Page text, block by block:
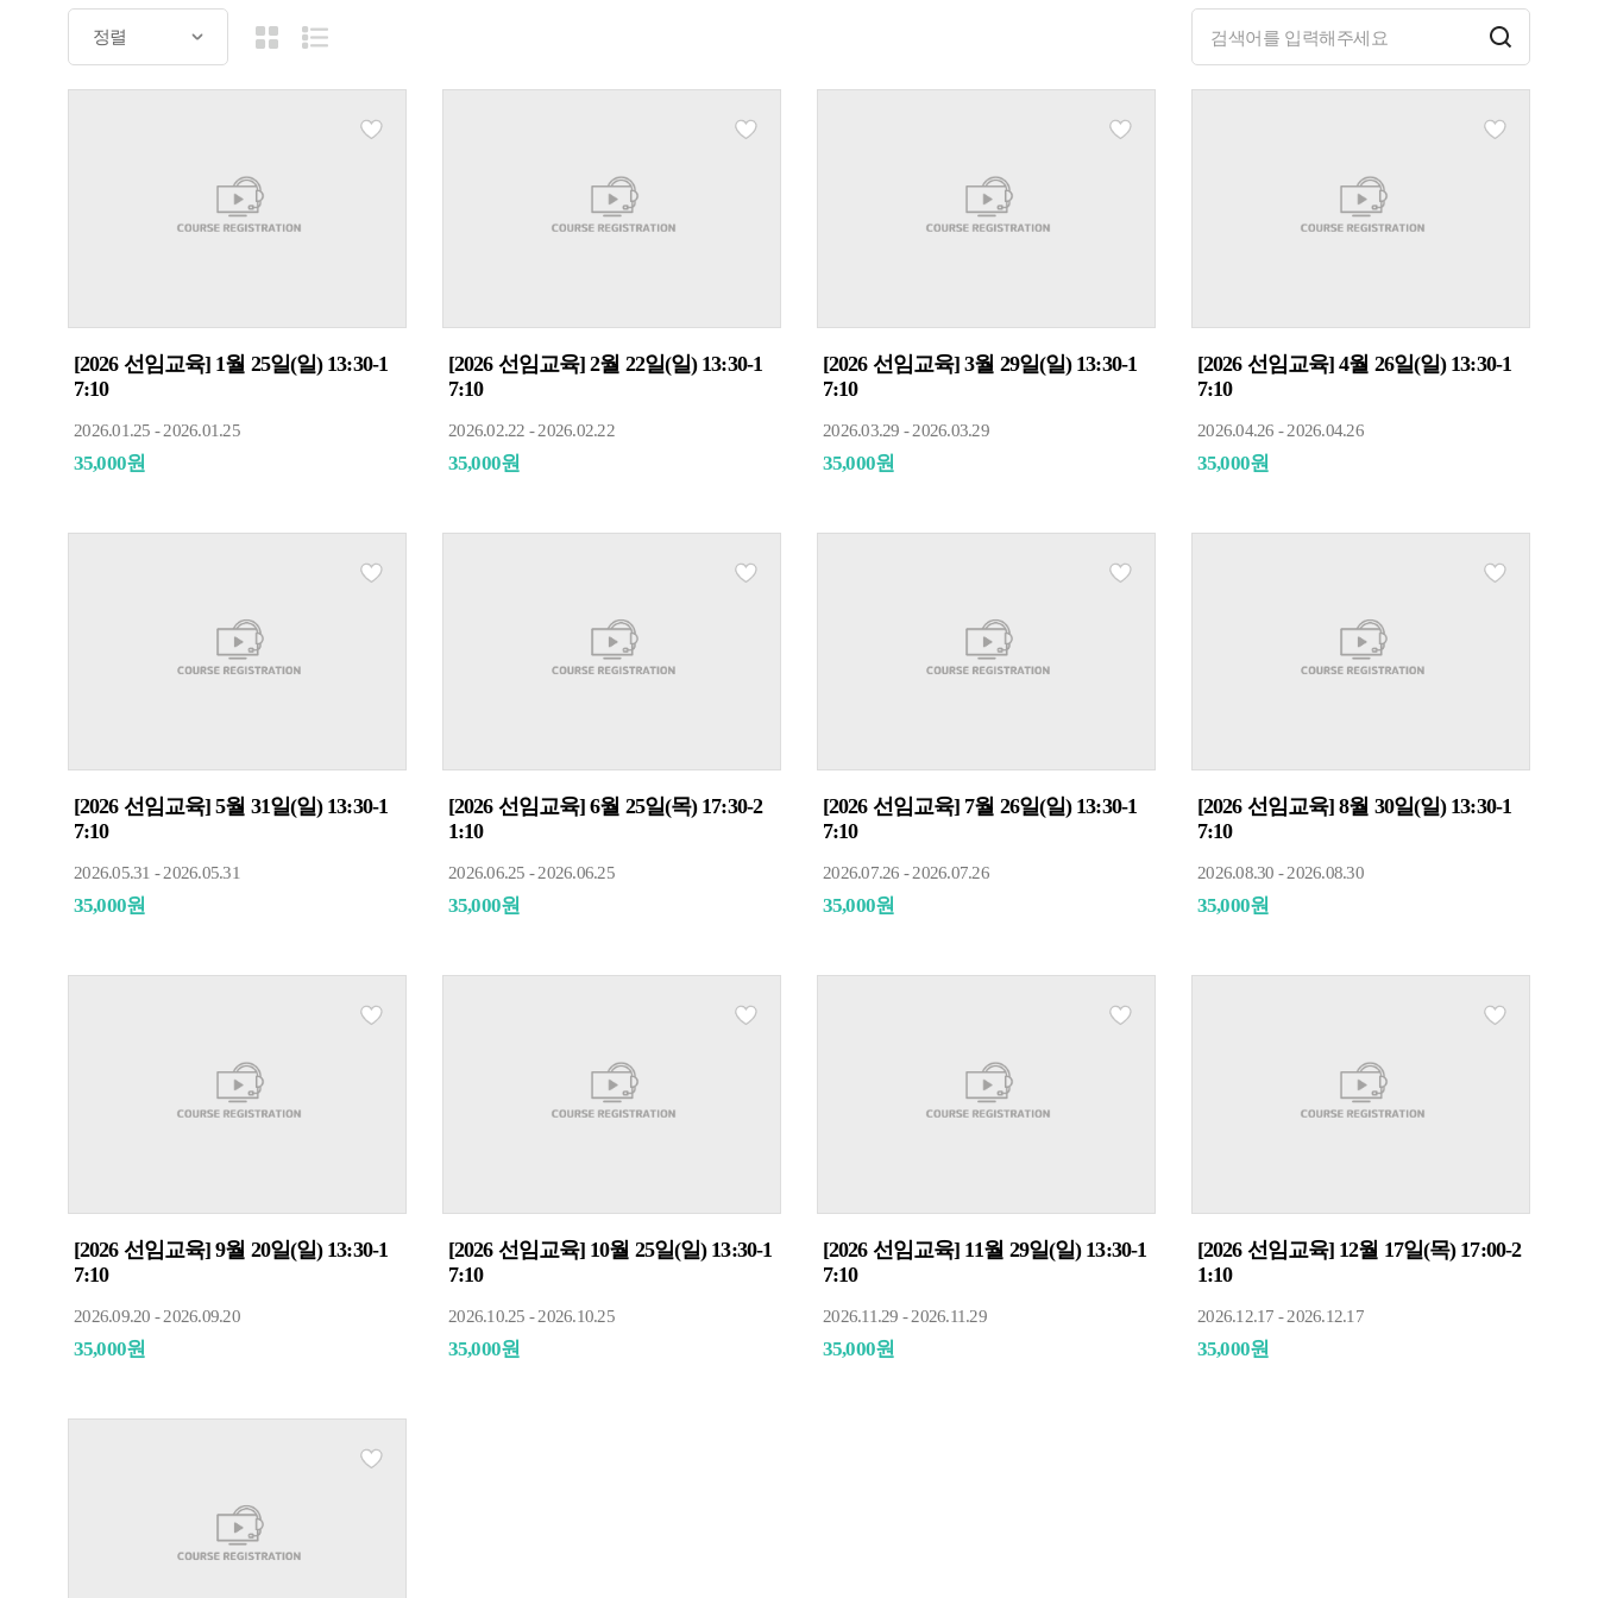
[2026 선임교육] 1월 25일(일) 13:30-1
7:10
2026.01.25 - 2026.01.25
35,000원
[2026 선임교육] 2월 22일(일) 13:30-1
7:10
2026.02.22 - 2026.02.22
35,000원
[2026 선임교육] 3월 29일(일) 13:30-1
7:10
2026.03.29 - 2026.03.29
35,000원
[2026 선임교육] 4월 26일(일) 13:30-1
7:10
2026.04.26 - 2026.04.26
35,000원
[2026 선임교육] 5월 31일(일) 13:30-1
7:10
2026.05.31 - 2026.05.31
35,000원
[2026 선임교육] 6월 25일(목) 17:30-2
1:10
2026.06.25 - 2026.06.25
35,000원
[2026 선임교육] 7월 26일(일) 13:30-1
7:10
2026.07.26 - 2026.07.26
35,000원
[2026 선임교육] 8월 30일(일) 13:30-1
7:10
2026.08.30 - 2026.08.30
35,000원
[2026 선임교육] 9월 20일(일) 13:30-1
7:10
2026.09.20 - 2026.09.20
35,000원
[2026 선임교육] 10월 25일(일) 13:30-1
7:10
2026.10.25 - 2026.10.25
35,000원
[2026 선임교육] 11월 29일(일) 13:30-1
7:10
2026.11.29 - 2026.11.29
35,000원
[2026 선임교육] 12월 17일(목) 17:00-2
1:10
2026.12.17 - 2026.12.17
35,000원